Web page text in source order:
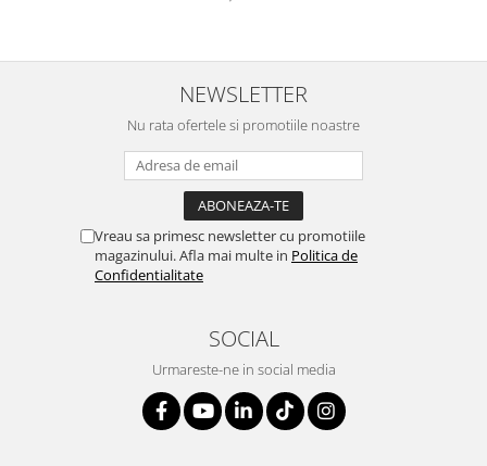
NEWSLETTER
Nu rata ofertele si promotiile noastre
Vreau sa primesc newsletter cu promotiile
magazinului. Afla mai multe in Politica de
Confidentialitate
SOCIAL
Urmareste-ne in social media